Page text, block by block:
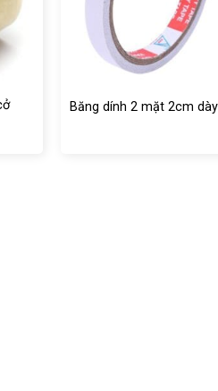
Băng dính 2 mặt 2cm dày